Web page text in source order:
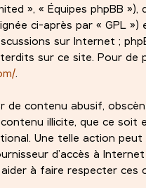
», « Équipes phpBB
ci-après par « GPL
sur Internet ;
sur ce site. Pour de
.
de contenu abusif,
illicite, que ce soit
Une telle action
d’accès à
à faire respecter ces